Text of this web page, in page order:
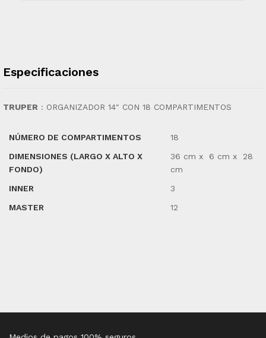
Especificaciones
TRUPER : ORGANIZADOR 14″ CON 18 COMPARTIMENTOS
NÚMERO DE COMPARTIMENTOS
18
DIMENSIONES (LARGO X ALTO X
FONDO)
36 cm x 6 cm x 28
cm
INNER
3
MASTER
12